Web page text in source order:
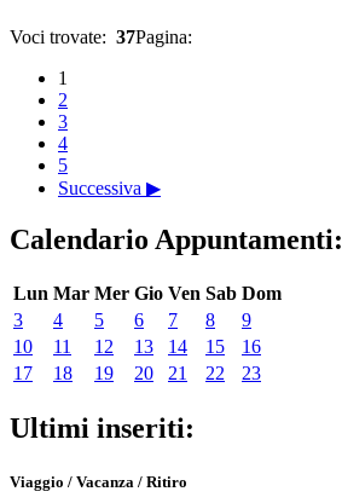
Voci trovate: 37Pagina:
1
2
3
4
5
Successiva ▶
Calendario Appuntamenti:
Lun Mar Mer Gio Ven Sab Dom
3
4 5 6 7 8
9
10
11 12 13 14 15
16
17
18 19 20 21 22 23
Ultimi inseriti:
Viaggio / Vacanza / Ritiro